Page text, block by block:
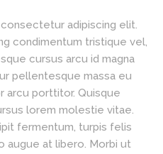
adipiscing elit.
condimentum tristique vel,
cursus arcu id magna
pellentesque massa eu
arcu porttitor. Quisque
lorem molestie vitae.
fermentum, turpis felis
augue at libero. Morbi ut